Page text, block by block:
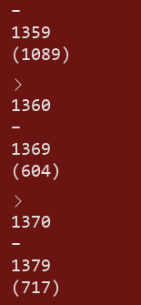
–
1359
(1089)
1360
–
1369
(604)
1370
–
1379
(717)